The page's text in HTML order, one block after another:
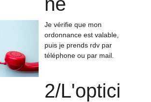
Je vérifie que mon
ordonnance est valable,
puis je prends rdv par
téléphone ou par mail.
2/L'optici